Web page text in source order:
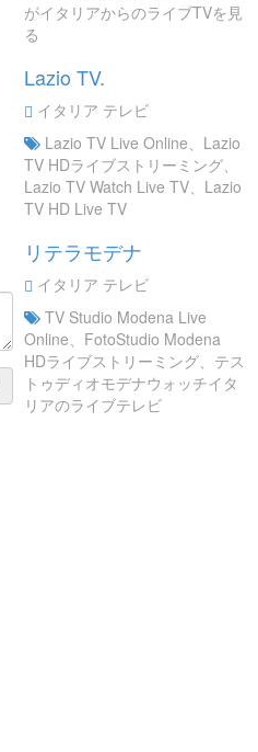
がイタリアからのライブTVを見
る
Lazio TV.
イタリア テレビ
Lazio TV Live Online、Lazio
TV HDライブストリーミング、
Lazio TV Watch Live TV、Lazio
TV HD Live TV
リテラモデナ
イタリア テレビ
TV Studio Modena Live
Online、FotoStudio Modena
HDライブストリーミング、テス
トゥディオモデナウォッチイタ
リアのライブテレビ